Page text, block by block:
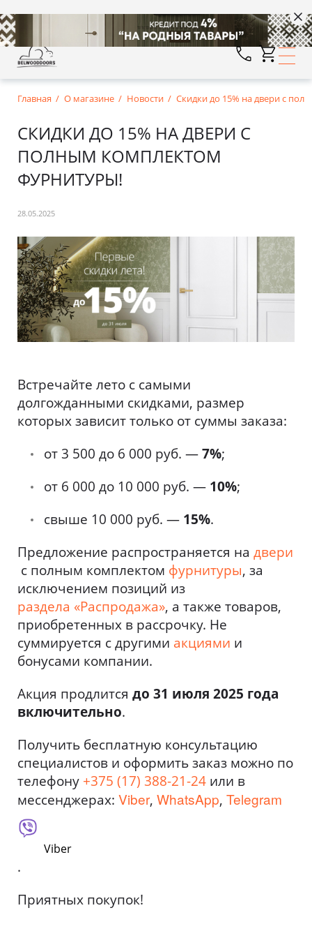
Главная О магазине Новости Скидки до 15% на двери с
СКИДКИ ДО 15% НА ДВЕРИ С
ПОЛНЫМ КОМПЛЕКТОМ
ФУРНИТУРЫ!
28.05.2025
Встречайте лето с самыми
долгожданными скидками, размер
которых зависит только от суммы заказа:
от 3 500 до 6 000 руб. —7%;
от 6 000 до 10 000 руб. — 10%;
свыше 10 000 руб. — 15%.
Предложение распространяется на двери
с полным комплектом фурнитуры, за
исключением позиций из
раздела «Распродажа», а также товаров,
приобретенных в рассрочку. Не
суммируется с другими акциями и
бонусами компании.
Акция продлится до 31 июля 2025 года
включительно.
Получить бесплатную консультацию
специалистов и оформить заказ можно по
телефону +375 (17) 388-21-24 или в
мессенджерах: Viber, WhatsApp, Telegram
Viber
.
Приятных покупок!